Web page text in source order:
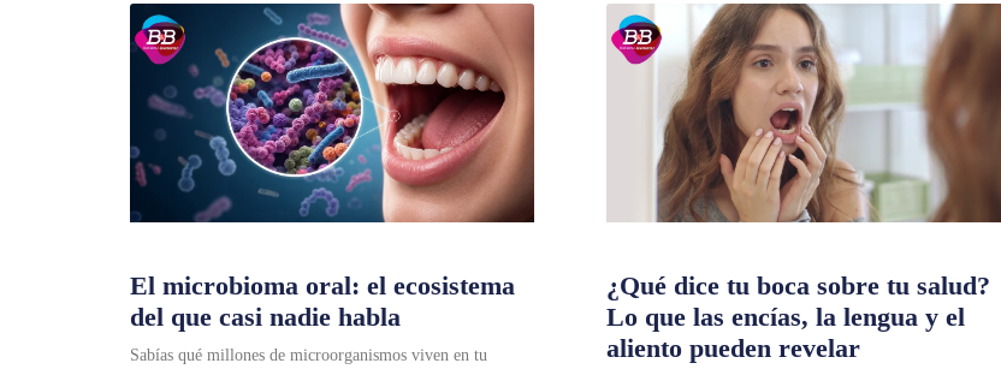
El microbioma oral: el ecosistema
del que casi nadie habla
Sabías qué millones de microorganismos viven en tu
¿Qué dice tu boca sobre tu salud?
Lo que las encías, la lengua y el
aliento pueden revelar